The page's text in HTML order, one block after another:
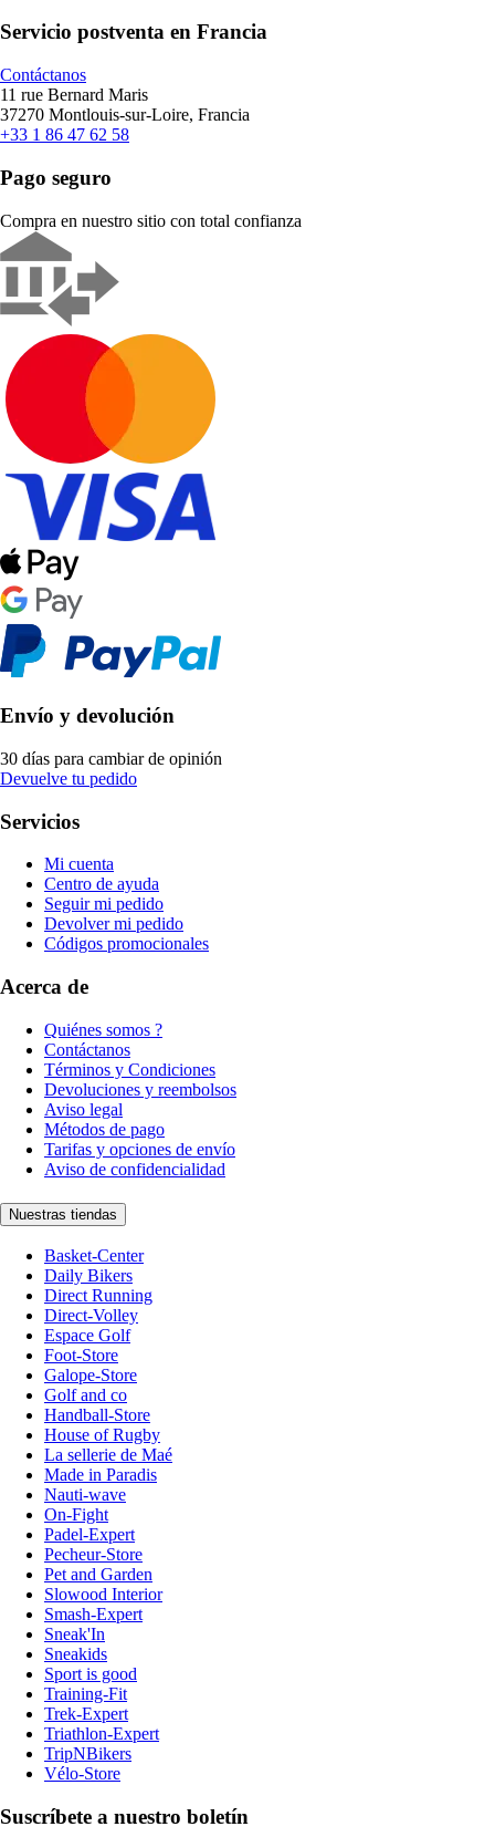
Servicio postventa en Francia
Contáctanos
11 rue Bernard Maris
37270 Montlouis-sur-Loire, Francia
+33 1 86 47 62 58
Pago seguro
Compra en nuestro sitio con total confianza
Envío y devolución
30 días para cambiar de opinión
Devuelve tu pedido
Servicios
Mi cuenta
Centro de ayuda
Seguir mi pedido
Devolver mi pedido
Códigos promocionales
Acerca de
Quiénes somos ?
Contáctanos
Términos y Condiciones
Devoluciones y reembolsos
Aviso legal
Métodos de pago
Tarifas y opciones de envío
Aviso de confidencialidad
Nuestras tiendas
Basket-Center
Daily Bikers
Direct Running
Direct-Volley
Espace Golf
Foot-Store
Galope-Store
Golf and co
Handball-Store
House of Rugby
La sellerie de Maé
Made in Paradis
Nauti-wave
On-Fight
Padel-Expert
Pecheur-Store
Pet and Garden
Slowood Interior
Smash-Expert
Sneak'In
Sneakids
Sport is good
Training-Fit
Trek-Expert
Triathlon-Expert
TripNBikers
Vélo-Store
Suscríbete a nuestro boletín